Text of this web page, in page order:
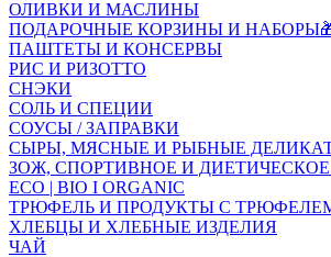
ОЛИВКИ И МАСЛИНЫ
ПОДАРОЧНЫЕ КОРЗИНЫ И
ПАШТЕТЫ И КОНСЕРВЫ
РИС И РИЗОТТО
СНЭКИ
СОЛЬ И СПЕЦИИ
СОУСЫ / ЗАПРАВКИ
СЫРЫ, МЯСНЫЕ И РЫБНЫЕ
ЗОЖ, СПОРТИВНОЕ И
ECO | BIO I ORGANIC
ТРЮФЕЛЬ И ПРОДУКТЫ С
ХЛЕБЦЫ И ХЛЕБНЫЕ ИЗДЕЛИЯ
ЧАЙ